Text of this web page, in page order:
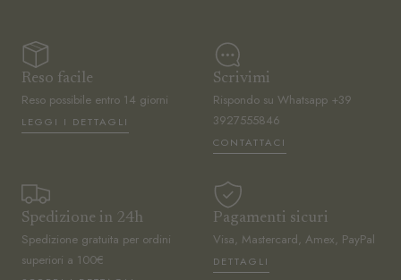
Reso facile
Reso possibile entro 14 giorni
LEGGI I DETTAGLI
Scrivimi
Rispondo su Whatsapp +39
3927555846
CONTATTACI
Spedizione in 24h
Spedizione gratuita per ordini
superiori a 100€
Pagamenti sicuri
Visa, Mastercard, Amex, PayPal
DETTAGLI